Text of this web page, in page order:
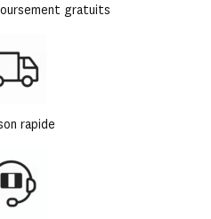
gratuits
rapide